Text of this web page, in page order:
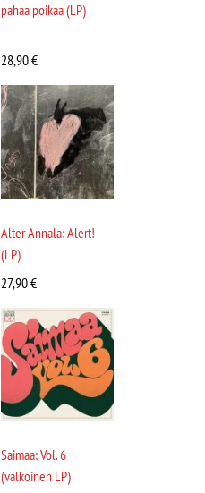
pahaa poikaa (LP)
28,90€
Alter Annala: Alert!
(LP)
27,90€
Saimaa: Vol. 6
(valkoinen LP)